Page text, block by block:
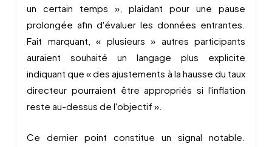
un certain temps », plaidant pour une pause
prolongée afin d'évaluer les données entrantes.
Fait marquant, « plusieurs » autres participants
auraient souhaité un langage plus explicite
indiquant que « des ajustements à la hausse du taux
directeur pourraient être appropriés si l'inflation
reste au-dessus de l'objectif ».
Ce dernier point constitue un signal notable.